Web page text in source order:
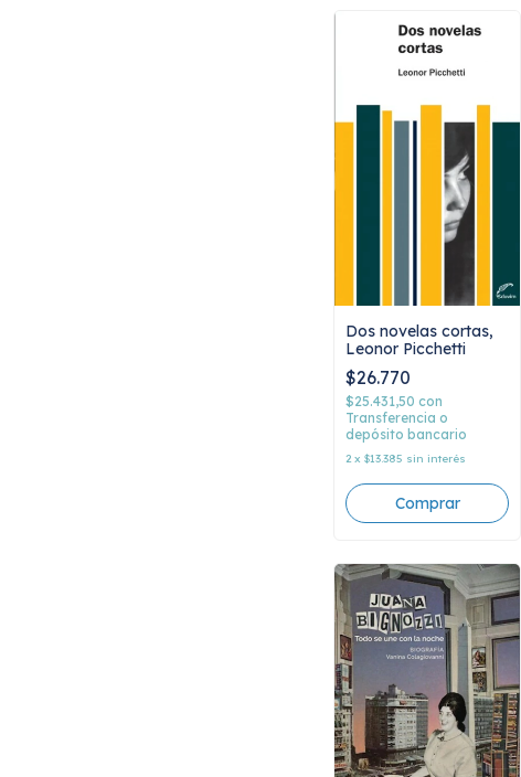
Dos novelas cortas,
Leonor Picchetti
$26.770
$25.431,50 con
Transferencia o
depósito bancario
2 x $13.385 sin interés